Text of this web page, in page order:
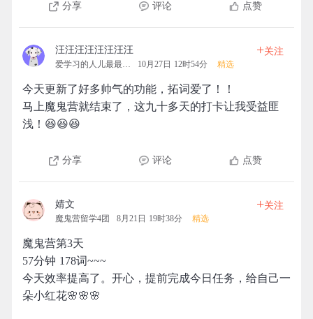
分享 评论 点赞
汪汪汪汪汪汪汪汪
爱学习的人儿最最最可爱 10月27日 12时54分 精选
+关注
今天更新了好多帅气的功能，拓词爱了！！
马上魔鬼营就结束了，这九十多天的打卡让我受益匪
浅！😆😆😆
分享 评论 点赞
婧文
魔鬼营留学4团 8月21日 19时38分 精选
+关注
魔鬼营第3天
57分钟 178词~~~
今天效率提高了。开心，提前完成今日任务，给自己一
朵小红花🌸🌸🌸